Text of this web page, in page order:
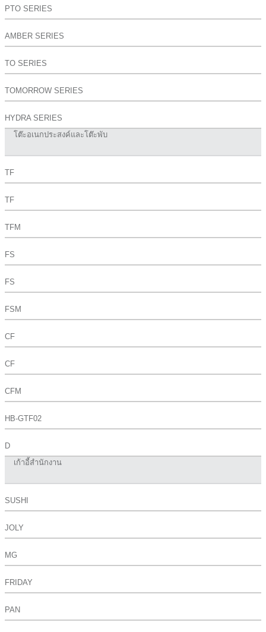
PTO SERIES
AMBER SERIES
TO SERIES
TOMORROW SERIES
HYDRA SERIES
โต๊ะอเนกประสงค์และโต๊ะพับ
TF
TF
TFM
FS
FS
FSM
CF
CF
CFM
HB-GTF02
D
เก้าอี้สำนักงาน
SUSHI
JOLY
MG
FRIDAY
PAN